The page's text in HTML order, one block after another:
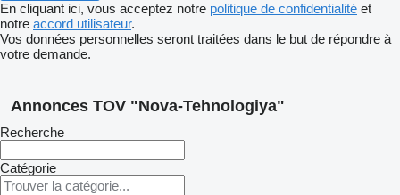
En cliquant ici, vous acceptez notre politique de confidentialité et
notre accord utilisateur.
Vos données personnelles seront traitées dans le but de répondre à
votre demande.
Annonces TOV "Nova-Tehnologiya"
Recherche
Catégorie